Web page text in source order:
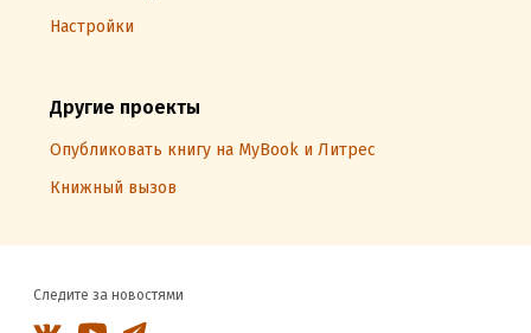
Настройки
Другие проекты
Опубликовать книгу на MyBook и Литрес
Книжный вызов
Следите за новостями